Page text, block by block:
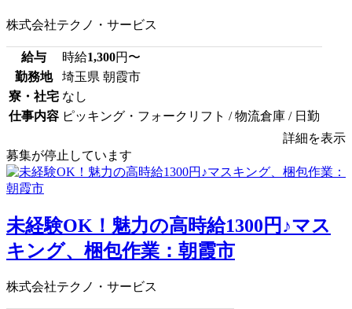
株式会社テクノ・サービス
給与 時給1,300円〜
勤務地
埼玉県 朝霞市
寮・社宅 なし
仕事内容 ピッキング・フォークリフト / 物流倉庫 / 日勤
詳細を表示
募集が停止しています
未経験OK！魅力の高時給1300円♪マス
キング、梱包作業：朝霞市
株式会社テクノ・サービス